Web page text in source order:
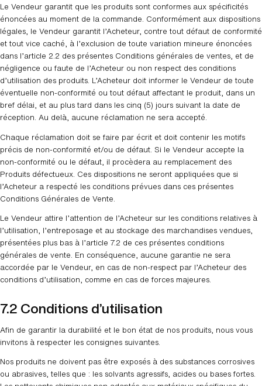
Le Vendeur garantit que les produits sont conformes aux spécificités
énoncées au moment de la commande. Conformément aux dispositions
légales, le Vendeur garantit l’Acheteur, contre tout défaut de conformité
et tout vice caché, à l’exclusion de toute variation mineure énoncées
dans l’article 2.2 des présentes Conditions générales de ventes, et de
négligence ou faute de l’Acheteur ou non respect des conditions
d’utilisation des produits. L’Acheteur doit informer le Vendeur de toute
éventuelle non-conformité ou tout défaut affectant le produit, dans un
bref délai, et au plus tard dans les cinq (5) jours suivant la date de
réception. Au delà, aucune réclamation ne sera accepté.
Chaque réclamation doit se faire par écrit et doit contenir les motifs
précis de non-conformité et/ou de défaut. Si le Vendeur accepte la
non-conformité ou le défaut, il procèdera au remplacement des
Produits défectueux. Ces dispositions ne seront appliquées que si
l’Acheteur a respecté les conditions prévues dans ces présentes
Conditions Générales de Vente.
Le Vendeur attire l’attention de l’Acheteur sur les conditions relatives à
l’utilisation, l’entreposage et au stockage des marchandises vendues,
présentées plus bas à l’article 7.2 de ces présentes conditions
générales de vente. En conséquence, aucune garantie ne sera
accordée par le Vendeur, en cas de non-respect par l’Acheteur des
conditions d’utilisation, comme en cas de forces majeures.
7.2 Conditions d’utilisation
Afin de garantir la durabilité et le bon état de nos produits, nous vous
invitons à respecter les consignes suivantes.
Nos produits ne doivent pas être exposés à des substances corrosives
ou abrasives, telles que : les solvants agressifs, acides ou bases fortes.